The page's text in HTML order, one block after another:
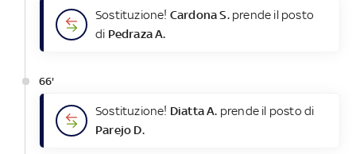
Sostituzione! Cardona S.prende il posto
di Pedraza A.
66'
Sostituzione! Diatta A. prende il posto di
Parejo D.